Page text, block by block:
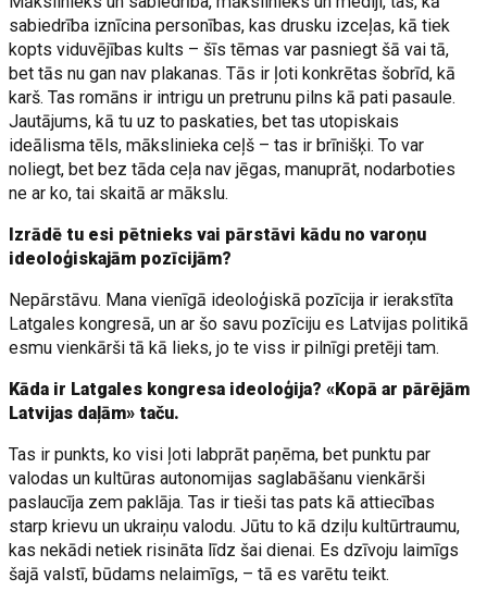
sabiedrība iznīcina personības, kas drusku izceļas, kā tiek
kopts viduvējības kults – šīs tēmas var pasniegt šā vai tā,
bet tās nu gan nav plakanas. Tās ir ļoti konkrētas šobrīd, kā
karš. Tas romāns ir intrigu un pretrunu pilns kā pati pasaule.
Jautājums, kā tu uz to paskaties, bet tas utopiskais
ideālisma tēls, mākslinieka ceļš – tas ir brīnišķi. To var
noliegt, bet bez tāda ceļa nav jēgas, manuprāt, nodarboties
ne ar ko, tai skaitā ar mākslu.
Izrādē tu esi pētnieks vai pārstāvi kādu no varoņu
ideoloģiskajām pozīcijām?
Nepārstāvu. Mana vienīgā ideoloģiskā pozīcija ir ierakstīta
Latgales kongresā, un ar šo savu pozīciju es Latvijas politikā
esmu vienkārši tā kā lieks, jo te viss ir pilnīgi pretēji tam.
Kāda ir Latgales kongresa ideoloģija? «Kopā ar pārējām
Latvijas daļām» taču.
Tas ir punkts, ko visi ļoti labprāt paņēma, bet punktu par
valodas un kultūras autonomijas saglabāšanu vienkārši
paslaucīja zem paklāja. Tas ir tieši tas pats kā attiecības
starp krievu un ukraiņu valodu. Jūtu to kā dziļu kultūrtraumu,
kas nekādi netiek risināta līdz šai dienai. Es dzīvoju laimīgs
šajā valstī, būdams nelaimīgs, – tā es varētu teikt.